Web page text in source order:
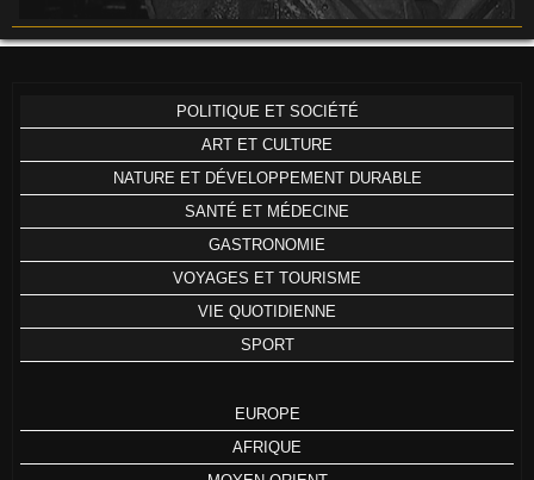
POLITIQUE ET SOCIÉTÉ
ART ET CULTURE
NATURE ET DÉVELOPPEMENT DURABLE
SANTÉ ET MÉDECINE
GASTRONOMIE
VOYAGES ET TOURISME
VIE QUOTIDIENNE
SPORT
EUROPE
AFRIQUE